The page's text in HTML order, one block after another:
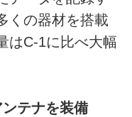
くの器材を搭載
はC-1に比べ大幅
テナを装備